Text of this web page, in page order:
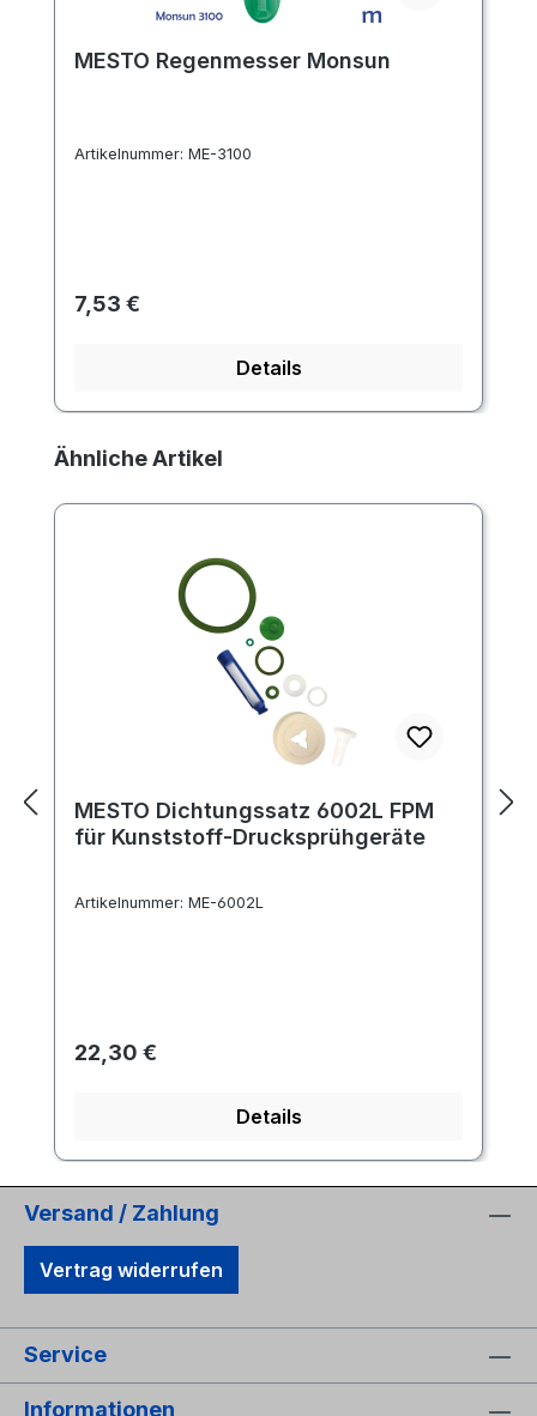
MESTO Regenmesser Monsun
Artikelnummer: ME-3100
Regulärer Preis:
7,53 €
Details
Produktgalerie überspringen
Ähnliche Artikel
MESTO Dichtungssatz 6002L FPM
für Kunststoff-Drucksprühgeräte
Artikelnummer: ME-6002L
Regulärer Preis:
22,30 €
Details
Versand / Zahlung
Vertrag widerrufen
Service
Informationen